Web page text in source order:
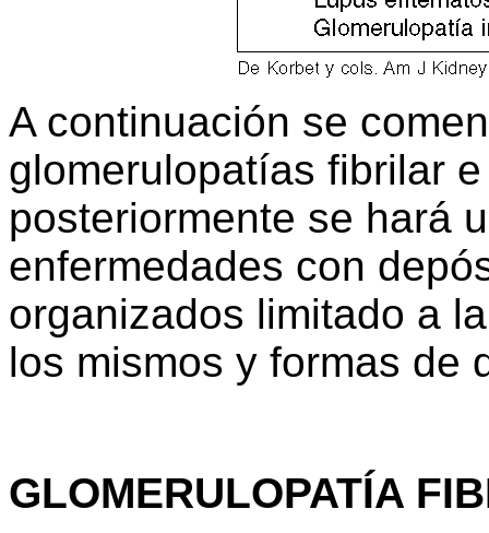
A continuación se
glomerulopatías fibrilar
posteriormente se hará
enfermedades con
organizados limitado a
los mismos y formas de
GLOMERULOPATÍA